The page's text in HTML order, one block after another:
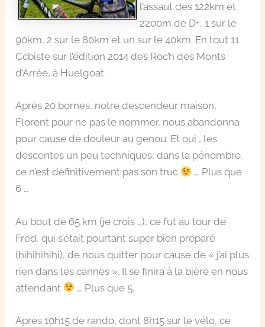
l’assaut des 122km et
2200m de D+, 1 sur le
90km, 2 sur le 80km et un sur le 40km. En tout 11
Ccbiste sur l’édition 2014 des Roc’h des Monts
d’Arrée, à Huelgoat.
Après 20 bornes, notre descendeur maison,
Florent pour ne pas le nommer, nous abandonna
pour cause de douleur au genou. Et oui , les
descentes un peu techniques, dans la pénombre,
ce n’est définitivement pas son truc
… Plus que
6 …
Au bout de 65 km (je crois …), ce fut au tour de
Fred, qui s’était pourtant super bien préparé
(hihihihihi), de nous quitter pour cause de « j’ai plus
rien dans les cannes ». Il se finira à la bière en nous
attendant
… Plus que 5.
Après 10h15 de rando, dont 8h15 sur le vélo, ce